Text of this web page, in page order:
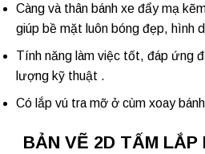
Càng và thân bánh xe đẩymạ
giúp bề mặt luôn bóng đẹp, hình
Tính năng làm việc tốt, đáp ứng
lượng kỹ thuật .
Có lắp vú tra mỡ ở cùm xoay
BẢN VẼ 2D TẤM LẮP